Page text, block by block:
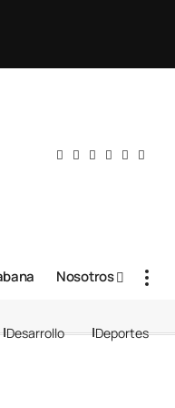
Nosotros
Desarrollo Deportes